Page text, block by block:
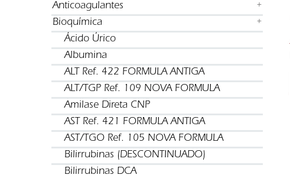
Anticoagulantes +
Bioquímica +
Ácido Úrico
Albumina
ALT Ref. 422 FORMULA ANTIGA
ALT/TGP Ref. 109 NOVA FORMULA
Amilase Direta CNP
AST Ref. 421 FORMULA ANTIGA
AST/TGO Ref. 105 NOVA FORMULA
Bilirrubinas (DESCONTINUADO)
Bilirrubinas DCA